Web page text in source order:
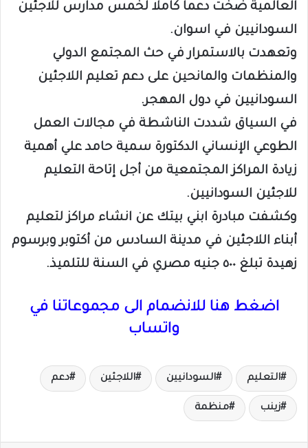
العالمية ضخت دعما كاملا لخمس مدارس للاجئين
السودانيين في اسوان.
وتعهدت بالاستمرار في حث المجتمع الدولي
والمنظمات والمانحين على دعم تعليم اللاجئين
السودانيين في دول المهجر.
في السياق شددت الناشطة في مجالات العمل
الطوعي الإنساني الدكتورة سمية حامد علي أهمية
زيادة المراكز المجتمعية من أجل إتاحة التعليم
للاجئين السودانيين.
وكشفت مبادرة ابني بيتك عن انشاء مراكز لتعليم
أبناء اللاجئين في مدينة السادس من أكتوبر وبرسوم
زهيدة تبلغ ٥٠٠ جنيه مصري في السنة للتلميذ.
اضغط هنا للانضمام الى مجموعاتنا في
واتساب
التعليم السودانيين اللاجئين دعم
زينب منظمة